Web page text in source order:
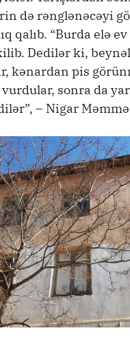
də rənglənəcəyi
qalıb. “Burda elə
Dedilər ki,
kənardan pis
sonra da
– Nigar